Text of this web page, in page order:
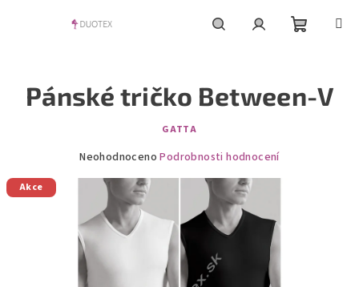
košík
Pánské tričko Between-V
GATTA
Průměrné
produktu
0,0
z
5
hvězdiček.
Neohodnoceno Podrobnosti hodnocení
Akce